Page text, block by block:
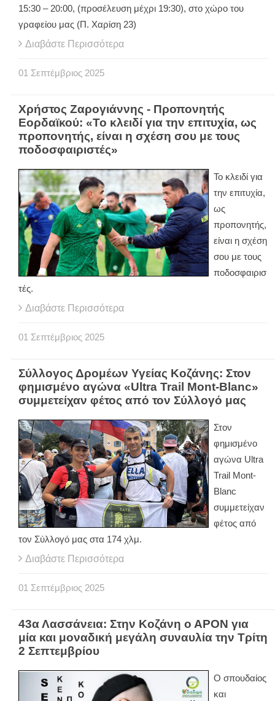
15:30 – 20:00, (προσέλευση μέχρι 19:30), στο χώρο του
γραφείου μας (Π. Χαρίση 23)
Διαβάστε Περισσότερα
01 Σεπτέμβριος 2025
Χρήστος Ζαρογιάννης - Προπονητής
Εορδαϊκού: «Το κλειδί για την επιτυχία, ως
προπονητής, είναι η σχέση σου με τους
ποδοσφαιριστές»
Το κλειδί για
την επιτυχία,
ως
προπονητής,
είναι η σχέση
σου με τους
ποδοσφαιρισ
τές.
Διαβάστε Περισσότερα
01 Σεπτέμβριος 2025
Σύλλογος Δρομέων Υγείας Κοζάνης: Στον
φημισμένο αγώνα «Ultra Trail Mont-Blanc»
συμμετείχαν φέτος από τον Σύλλογό μας
Στον
φημισμένο
αγώνα Ultra
Trail Mont-
Blanc
συμμετείχαν
φέτος από
τον Σύλλογό μας στα 174 χλμ.
Διαβάστε Περισσότερα
01 Σεπτέμβριος 2025
43α Λασσάνεια: Στην Κοζάνη ο ΑPON για
μία και μοναδική μεγάλη συναυλία την Τρίτη
2 Σεπτεμβρίου
Ο σπουδαίος
και